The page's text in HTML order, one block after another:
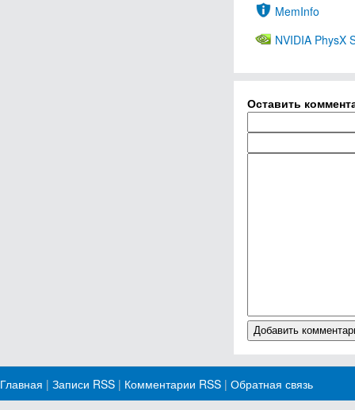
MemInfo
NVIDIA PhysX
Оставить
Главная | Записи RSS | Комментарии RSS | Обратная связь